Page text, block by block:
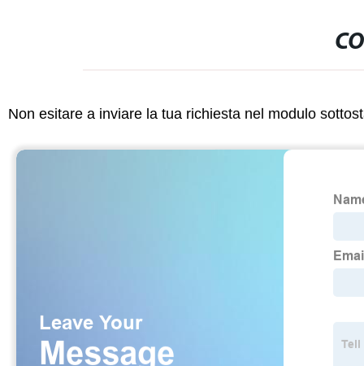
Non esitare a inviare la tua richiesta nel modulo